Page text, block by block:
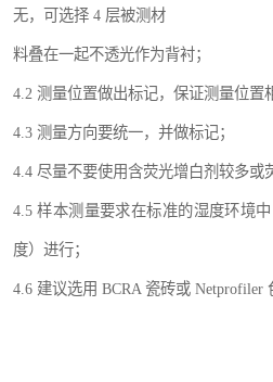
无，可选择 4 层被测材
料叠在一起不透光作为背衬；
4.2 测量位置做出标记，保证测量位置
4.3 测量方向要统一，并做标记；
4.4 尽量不要使用含荧光增白剂较多或
4.5 样本测量要求在标准的湿度环境
度）进行；
4.6 建议选用 BCRA 瓷砖或 Netprofiler